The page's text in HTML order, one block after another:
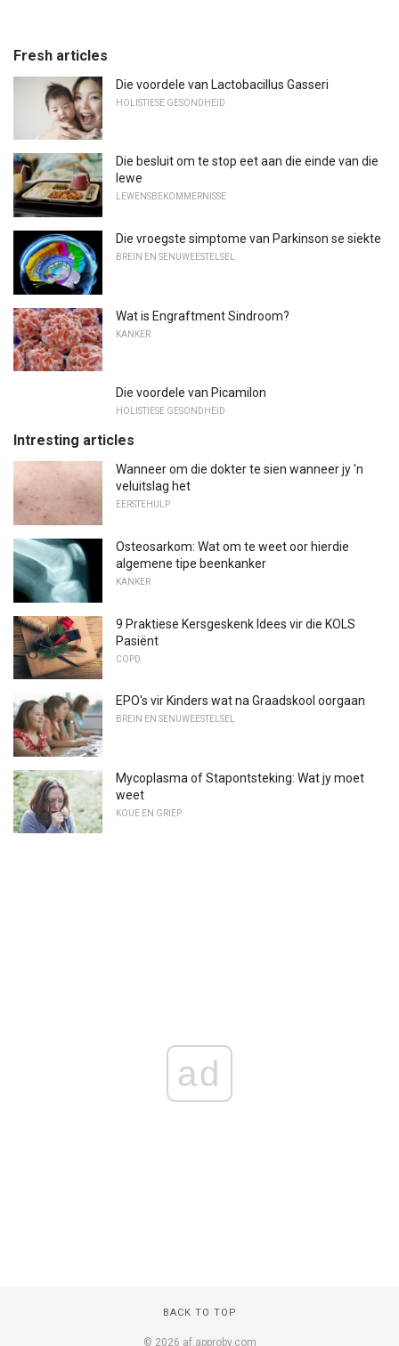
Fresh articles
Die voordele van Lactobacillus Gasseri
HOLISTIESE GESONDHEID
Die besluit om te stop eet aan die einde van die
lewe
LEWENSBEKOMMERNISSE
Die vroegste simptome van Parkinson se siekte
BREIN EN SENUWEESTELSEL
Wat is Engraftment Sindroom?
KANKER
Die voordele van Picamilon
HOLISTIESE GESONDHEID
Intresting articles
Wanneer om die dokter te sien wanneer jy 'n
veluitslag het
EERSTEHULP
Osteosarkom: Wat om te weet oor hierdie
algemene tipe beenkanker
KANKER
9 Praktiese Kersgeskenk Idees vir die KOLS
Pasiënt
COPD
EPO's vir Kinders wat na Graadskool oorgaan
BREIN EN SENUWEESTELSEL
Mycoplasma of Stapontsteking: Wat jy moet
weet
KOUE EN GRIEP
ad
BACK TO TOP
© 2026 af.approby.com